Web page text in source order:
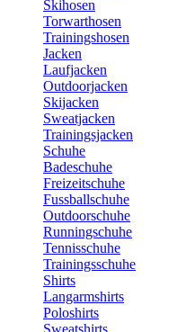
Skihosen
Torwarthosen
Trainingshosen
Jacken
Laufjacken
Outdoorjacken
Skijacken
Sweatjacken
Trainingsjacken
Schuhe
Badeschuhe
Freizeitschuhe
Fussballschuhe
Outdoorschuhe
Runningschuhe
Tennisschuhe
Trainingsschuhe
Shirts
Langarmshirts
Poloshirts
Sweatshirts